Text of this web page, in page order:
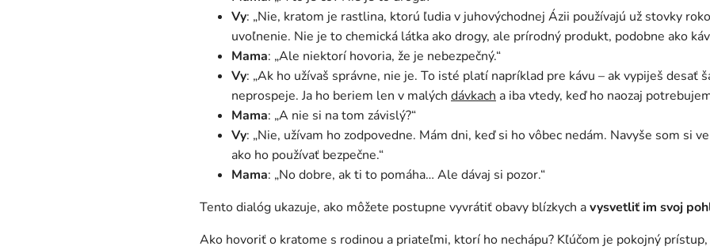
Vy: „Nie, kratom je rastlina, ktorú ľudia v juhovýchodnej Ázii používajú už stovky
uvoľnenie. Nie je to chemická látka ako drogy, ale prírodný produkt, podobne ako
Mama: „Ale niektorí hovoria, že je nebezpečný.“
Vy: „Ak ho užívaš správne, nie je. To isté platí napríklad pre kávu – ak vypiješ desať
neprospeje. Ja ho beriem len v malých dávkach a iba vtedy, keď ho naozaj
Mama: „A nie si na tom závislý?“
Vy: „Nie, užívam ho zodpovedne. Mám dni, keď si ho vôbec nedám. Navyše som si
ako ho používať bezpečne.“
Mama: „No dobre, ak ti to pomáha… Ale dávaj si pozor.“
Tento dialóg ukazuje, ako môžete postupne vyvrátiť obavy blízkych avysvetliť im svoj
Ako hovoriť o kratome s rodinou a priateľmi, ktorí ho nechápu? Kľúčom je pokojný